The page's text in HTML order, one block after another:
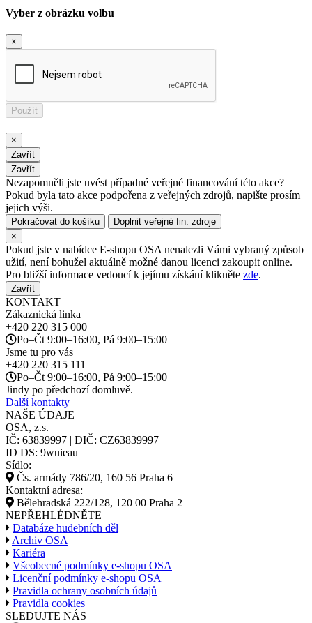
Vyber z obrázku volbu
×
Použít
×
Zavřít
Zavřít
Nezapomněli jste uvést případné veřejné financování této akce?
Pokud byla tato akce podpořena z veřejných zdrojů, napište prosím
jejich výši.
Pokračovat do košíku
Doplnit veřejné fin. zdroje
×
Pokud jste v nabídce E-shopu OSA nenalezli Vámi vybraný způsob
užití, není bohužel aktuálně možné danou licenci zakoupit online.
Pro bližší informace vedoucí k jejímu získání klikněte zde.
Zavřít
KONTAKT
Zákaznická linka
+420 220 315 000
Po–Čt 9:00–16:00, Pá 9:00–15:00
Jsme tu pro vás
+420 220 315 111
Po–Čt 9:00–16:00, Pá 9:00–15:00
Jindy po předchozí domluvě.
Další kontakty
NAŠE ÚDAJE
OSA, z.s.
IČ: 63839997 | DIČ: CZ63839997
ID DS: 9wuieau
Sídlo:
Čs. armády 786/20, 160 56 Praha 6
Kontaktní adresa:
Bělehradská 222/128, 120 00 Praha 2
NEPŘEHLÉDNĚTE
Databáze hudebních děl
Archiv OSA
Kariéra
Všeobecné podmínky e-shopu OSA
Licenční podmínky e-shopu OSA
Pravidla ochrany osobních údajů
Pravidla cookies
SLEDUJTE NÁS